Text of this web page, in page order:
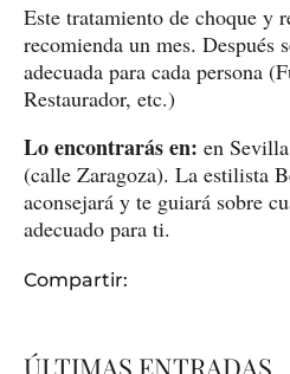
Este tratamiento de choque y
recomienda un mes. Después
adecuada para cada persona
Restaurador, etc.)
Lo encontrarás en: en
(calle Zaragoza). La estilista
aconsejará y te guiará sobre
adecuado para ti.
Compartir:
ÚLTIMAS ENTRADAS